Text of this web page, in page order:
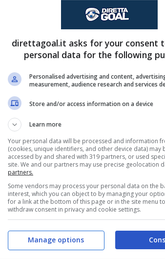
89'
al suo posto Fanny
84'
84'
Anna
77' Tabby
direttagoal.it asks for your consent
personal data for the following
Personalised advertising and content,
measurement, audience research and services
Store and/or access information on a device
Learn more
Your personal data will be processed and information
(cookies, unique identifiers, and other device data) may
accessed by and shared with 319 partners, or used
site. We and our partners may use precise geolocation
partners.
Some vendors may process your personal data on the
interest, which you can object to by managing your
for a link at the bottom of this page or in the site menu
withdraw consent in privacy and cookie settings.
Manage options